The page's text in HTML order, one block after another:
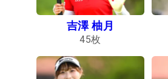
吉澤 柚月
45枚